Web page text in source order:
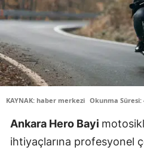
KAYNAK: haber merkezi Okunma Süresi:
Ankara Hero Bayi
ihtiyaçlarına profesyonel